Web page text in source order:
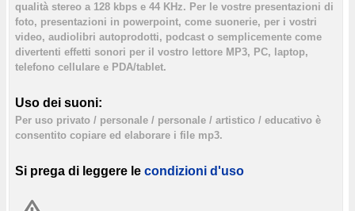
qualità stereo a 128 kbps e 44 KHz. Per le vostre presentazioni di
foto, presentazioni in powerpoint, come suonerie, per i vostri
video, audiolibri autoprodotti, podcast o semplicemente come
divertenti effetti sonori per il vostro lettore MP3, PC, laptop,
telefono cellulare e PDA/tablet.
Uso dei suoni:
Per uso privato / personale / personale / artistico / educativo è
consentito copiare ed elaborare i file mp3.
Si prega di leggere le condizioni d'uso